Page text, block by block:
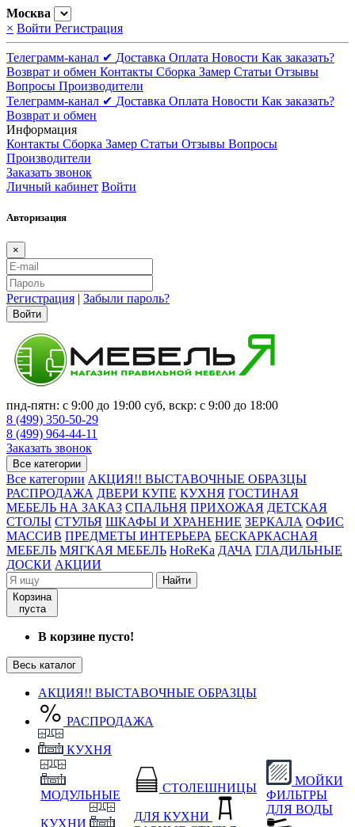
Москва
× Войти Регистрация
Телеграмм-канал ✔ Доставка Оплата Новости Как заказать?
Возврат и обмен Контакты Сборка Замер Статьи Отзывы
Вопросы Производители
Телеграмм-канал ✔ Доставка Оплата Новости Как заказать?
Возврат и обмен
Информация
Контакты Сборка Замер Статьи Отзывы Вопросы
Производители
Заказать звонок
Личный кабинет Войти
Авторизация
×
Регистрация | Забыли пароль?
Войти
пнд-пятн: с 9:00 до 19:00 суб, вскр: с 9:00 до 18:00
8 (499) 350-50-29
8 (499) 964-44-11
Заказать звонок
Все категории
Все категории АКЦИЯ!! ВЫСТАВОЧНЫЕ ОБРАЗЦЫ
РАСПРОДАЖА ДВЕРИ КУПЕ КУХНЯ ГОСТИНАЯ
МЕБЕЛЬ НА ЗАКАЗ СПАЛЬНЯ ПРИХОЖАЯ ДЕТСКАЯ
СТОЛЫ СТУЛЬЯ ШКАФЫ И ХРАНЕНИЕ ЗЕРКАЛА ОФИС
МАССИВ ПРЕДМЕТЫ ИНТЕРЬЕРА БЕСКАРКАСНАЯ
МЕБЕЛЬ МЯГКАЯ МЕБЕЛЬ HoReKa ДАЧА ГЛАДИЛЬНЫЕ
ДОСКИ АКЦИИ
Найти
Корзина
пуста
В корзине пусто!
Весь каталог
АКЦИЯ!! ВЫСТАВОЧНЫЕ ОБРАЗЦЫ
РАСПРОДАЖА
КУХНЯ
МОДУЛЬНЫЕ
КУХНИ
СТОЛЕШНИЦЫ
ДЛЯ КУХНИ
МОЙКИ
ФИЛЬТРЫ
ДЛЯ ВОДЫ